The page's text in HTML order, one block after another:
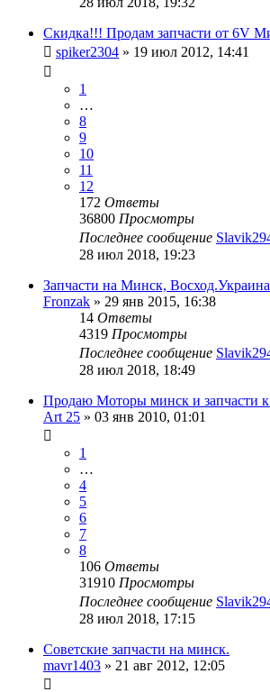
Скидка!!! Продам запчасти от 6V
spiker2304 » 19 июл 2012, 14:41
1
…
8
9
10
11
12
172 Ответы
36800 Просмотры
Последнее сообщение
28 июл 2018, 19:23
Запчасти на Минск, Восход.Украина
Fronzak » 29 янв 2015, 16:38
14 Ответы
4319 Просмотры
Последнее сообщение
28 июл 2018, 18:49
Продаю Моторы минск и запчасти
Art 25 » 03 янв 2010, 01:01
1
…
4
5
6
7
8
106 Ответы
31910 Просмотры
Последнее сообщение
28 июл 2018, 17:15
Советские запчасти на минск.
mavr1403 » 21 авг 2012, 12:05